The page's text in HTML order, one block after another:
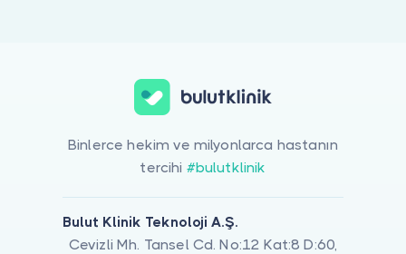
Binlerce hekim ve milyonlarca hastanın
tercihi #bulutklinik
Bulut Klinik Teknoloji A.Ş.
Cevizli Mh. Tansel Cd. No:12 Kat:8 D:60,